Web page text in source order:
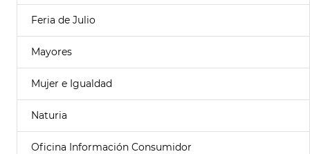
Feria de Julio
Mayores
Mujer e Igualdad
Naturia
Oficina Información Consumidor